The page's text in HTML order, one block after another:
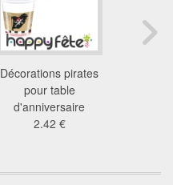
Décorations pirates
pour table
d'anniversaire
2.42 €